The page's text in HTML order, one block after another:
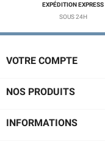
EXPÉDITION EXPRESS
SOUS 24H
VOTRE COMPTE
NOS PRODUITS
INFORMATIONS